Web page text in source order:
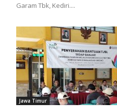
Garam Tbk, Kediri....
Jawa Timur